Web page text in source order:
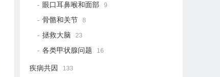
眼口耳鼻喉和面部 9
骨骼和关节 8
拯救大脑 23
各类甲状腺问题 16
疾病共因 133